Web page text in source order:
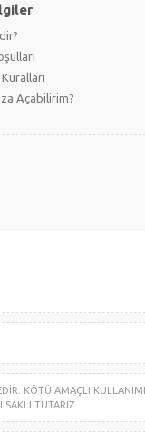
Açabilirim?
KÖTÜ AMAÇLI
TUTARIZ.